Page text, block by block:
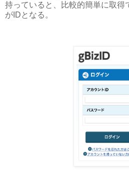
持っていると、比較的簡単に取得
がIDとなる。